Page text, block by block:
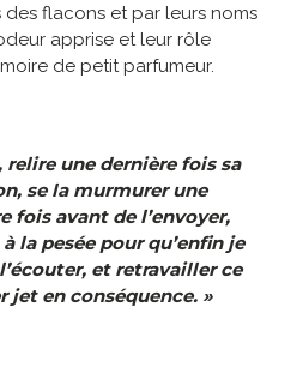
flacons et par leurs noms
apprise et leur rôle
de petit parfumeur.
relire une dernière fois sa
se la murmurer une
fois avant de l’envoyer,
la pesée pour qu’enfin je
et retravailler ce
jet en conséquence. »